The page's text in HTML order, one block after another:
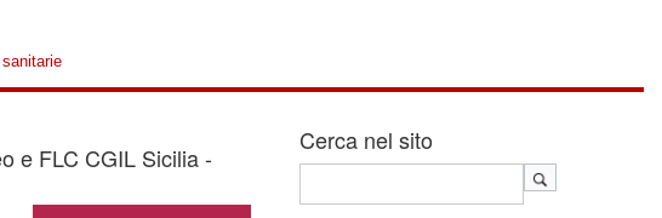
sanitarie
e FLC CGIL Sicilia -
Cerca nel sito